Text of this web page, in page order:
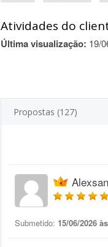
Atividades do
Última visualização: 19/
Propostas (127)
Submetido: 15/06/2026